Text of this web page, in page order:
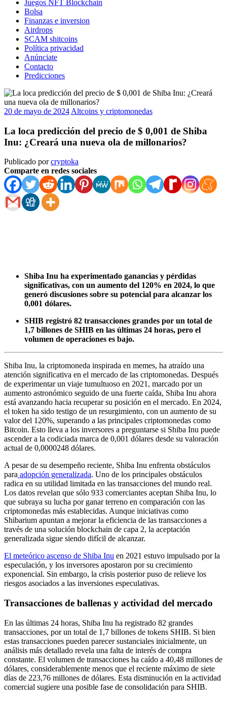
Juegos NFT Blockchain
Bolsa
Finanzas e inversion
Airdrops
SCAM shitcoins
Política privacidad
Anúnciate
Contacto
Predicciones
20 de mayo de 2024 Altcoins y criptomonedas
La loca predicción del precio de $ 0,001 de Shiba
Inu: ¿Creará una nueva ola de millonarios?
Publicado porcryptoka
Comparte en redes sociales
Shiba Inu ha experimentado ganancias y pérdidas
significativas, con un aumento del 120% en 2024, lo que
generó discusiones sobre su potencial para alcanzar los
0,001 dólares.
SHIB registró 82 transacciones grandes por un total de
1,7 billones de SHIB en las últimas 24 horas, pero el
volumen de operaciones es bajo.
Shiba Inu, la criptomoneda inspirada en memes, ha atraído una
atención significativa en el mercado de las criptomonedas. Después
de experimentar un viaje tumultuoso en 2021, marcado por un
aumento astronómico seguido de una fuerte caída, Shiba Inu ahora
está avanzando hacia recuperar su posición en el mercado. En 2024,
el token ha sido testigo de un resurgimiento, con un aumento de su
valor del 120%, superando a las principales criptomonedas como
Bitcoin. Esto lleva a los inversores a preguntarse si Shiba Inu puede
ascender a la codiciada marca de 0,001 dólares desde su valoración
actual de 0,0000248 dólares.
A pesar de su desempeño reciente, Shiba Inu enfrenta obstáculos
para adopción generalizada. Uno de los principales obstáculos
radica en su utilidad limitada en las transacciones del mundo real.
Los datos revelan que sólo 933 comerciantes aceptan Shiba Inu, lo
que subraya su lucha por ganar terreno en comparación con las
criptomonedas más establecidas. Aunque iniciativas como
Shibarium apuntan a mejorar la eficiencia de las transacciones a
través de una solución blockchain de capa 2, la aceptación
generalizada sigue siendo difícil de alcanzar.
El meteórico ascenso de Shiba Inu en 2021 estuvo impulsado por la
especulación, y los inversores apostaron por su crecimiento
exponencial. Sin embargo, la crisis posterior puso de relieve los
riesgos asociados a las inversiones especulativas.
Transacciones de ballenas y actividad del mercado
En las últimas 24 horas, Shiba Inu ha registrado 82 grandes
transacciones, por un total de 1,7 billones de tokens SHIB. Si bien
estas transacciones pueden parecer sustanciales inicialmente, un
análisis más detallado revela una falta de interés de compra
constante. El volumen de transacciones ha caído a 40,48 millones de
dólares, considerablemente menos que el reciente máximo de siete
días de 223,76 millones de dólares. Esta disminución en la actividad
comercial sugiere una posible fase de consolidación para SHIB.